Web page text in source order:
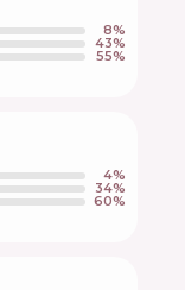
8%
43%
55%
4%
34%
60%